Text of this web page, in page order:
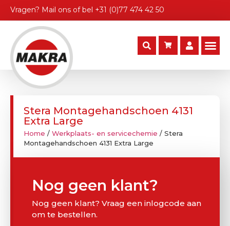
Vragen? Mail ons of bel +31 (0)77 474 42 50
Stera Montagehandschoen 4131
Extra Large
Home / Werkplaats- en servicechemie / Stera
Montagehandschoen 4131 Extra Large
Nog geen klant?
Nog geen klant? Vraag een inlogcode aan
om te bestellen.